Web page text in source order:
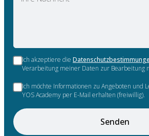
Ich akzeptiere die
Verarbeitung meiner Daten zur Bearbeitung
Ich möchte Informationen zu Angeboten und
YOS Academy per E-Mail erhalten (freiwillig).
Senden